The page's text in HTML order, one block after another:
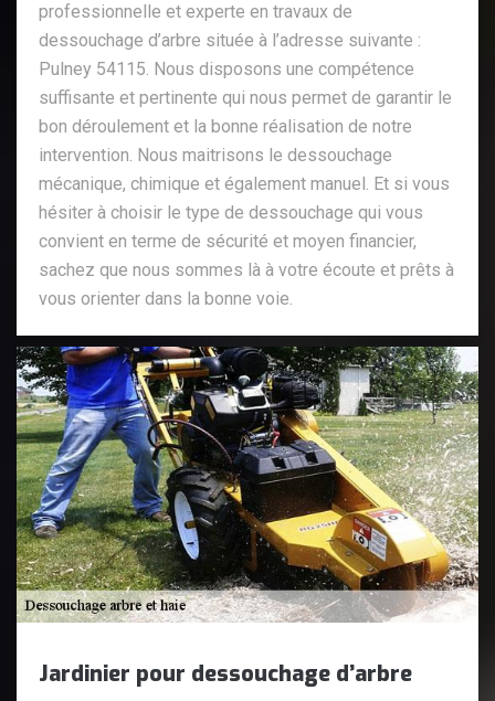
professionnelle et experte en travaux de
dessouchage d’arbre située à l’adresse suivante :
Pulney 54115. Nous disposons une compétence
suffisante et pertinente qui nous permet de garantir le
bon déroulement et la bonne réalisation de notre
intervention. Nous maitrisons le dessouchage
mécanique, chimique et également manuel. Et si vous
hésiter à choisir le type de dessouchage qui vous
convient en terme de sécurité et moyen financier,
sachez que nous sommes là à votre écoute et prêts à
vous orienter dans la bonne voie.
Jardinier pour dessouchage d’arbre